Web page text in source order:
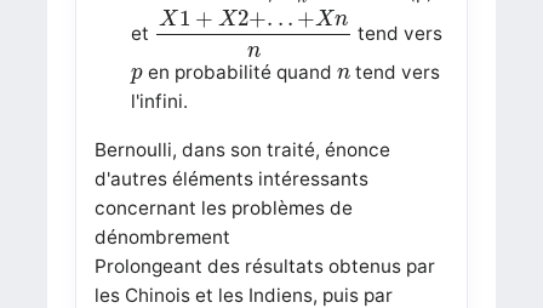
et
X 1 + X2+. . . +Xn
n
X1+ X +... + X n
tend vers
p
pen probabilité quand n
ntend vers
l'infini.
Bernoulli, dans son traité, énonce
d'autres éléments intéressants
concernant les problèmes de
dénombrement
Prolongeant des résultats obtenus par
les Chinois et les Indiens, puis par